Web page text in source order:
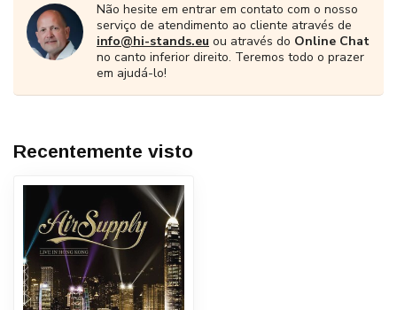
Não hesite em entrar em contato com o nosso
serviço de atendimento ao cliente através de
info@hi-stands.eu ou através do Online Chat
no canto inferior direito. Teremos todo o prazer
em ajudá-lo!
Recentemente visto